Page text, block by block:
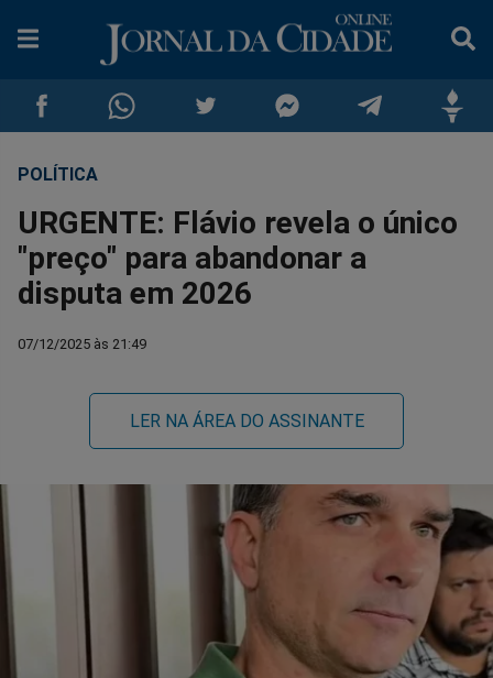
Compartilhar
no
Facebook
Compartilhar
no
Whatsapp
no
Twitter
no
Messenger
no
no
POLÍTICA
URGENTE: Flávio revela o único
"preço" para abandonar a
disputa em 2026
07/12/2025 às 21:49
LER NA ÁREA DO ASSINANTE